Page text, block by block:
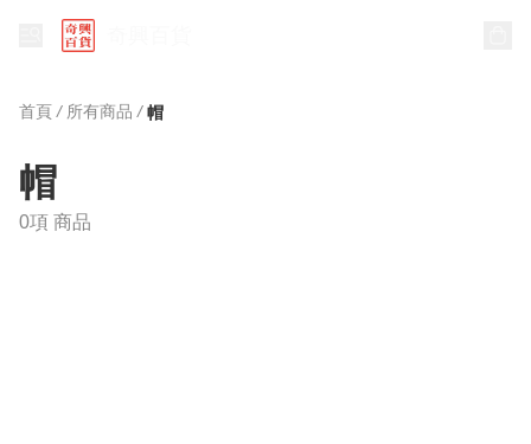
首頁 / 所有商品 / 帽
帽
0項 商品